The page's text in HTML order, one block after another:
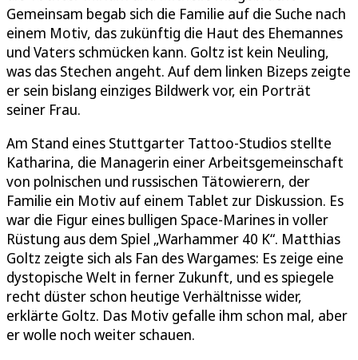
Gemeinsam begab sich die Familie auf die Suche nach
einem Motiv, das zukünftig die Haut des Ehemannes
und Vaters schmücken kann. Goltz ist kein Neuling,
was das Stechen angeht. Auf dem linken Bizeps zeigte
er sein bislang einziges Bildwerk vor, ein Porträt
seiner Frau.
Am Stand eines Stuttgarter Tattoo-Studios stellte
Katharina, die Managerin einer Arbeitsgemeinschaft
von polnischen und russischen Tätowierern, der
Familie ein Motiv auf einem Tablet zur Diskussion. Es
war die Figur eines bulligen Space-Marines in voller
Rüstung aus dem Spiel „Warhammer 40 K“. Matthias
Goltz zeigte sich als Fan des Wargames: Es zeige eine
dystopische Welt in ferner Zukunft, und es spiegele
recht düster schon heutige Verhältnisse wider,
erklärte Goltz. Das Motiv gefalle ihm schon mal, aber
er wolle noch weiter schauen.